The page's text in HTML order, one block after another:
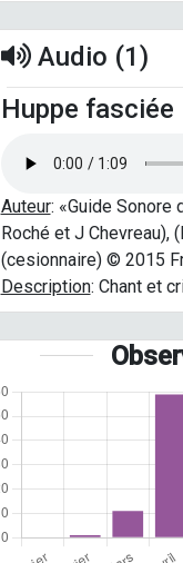
Audio (1)
Huppe fasciée
Auteur: «Guide Sonore
Roché et J Chevreau),
(cesionnaire) © 2015
Description: Chant et